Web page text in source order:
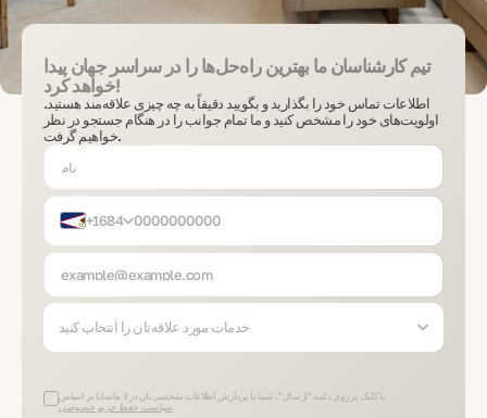
تیم کارشناسان ما بهترین راه‌حل‌ها را در سراسر جهان پیدا
خواهد کرد!
اطلاعات تماس خود را بگذارید و بگویید دقیقاً به چه چیزی علاقه‌مند هستید.
اولویت‌های خود را مشخص کنید و ما تمام جوانب را در هنگام جستجو در نظر
خواهیم گرفت.
+1684
خدمات مورد علاقه‌تان را انتخاب کنید
با کلیک بر روی دکمه "ارسال"، شما با پردازش اطلاعات شخصی‌تان در لا ماسانا بر اساس
سیاست حفظ حریم خصوصی